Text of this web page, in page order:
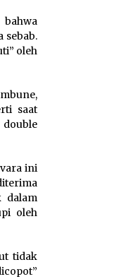
sebab.
oleh
saat
ini
dalam
oleh
tidak